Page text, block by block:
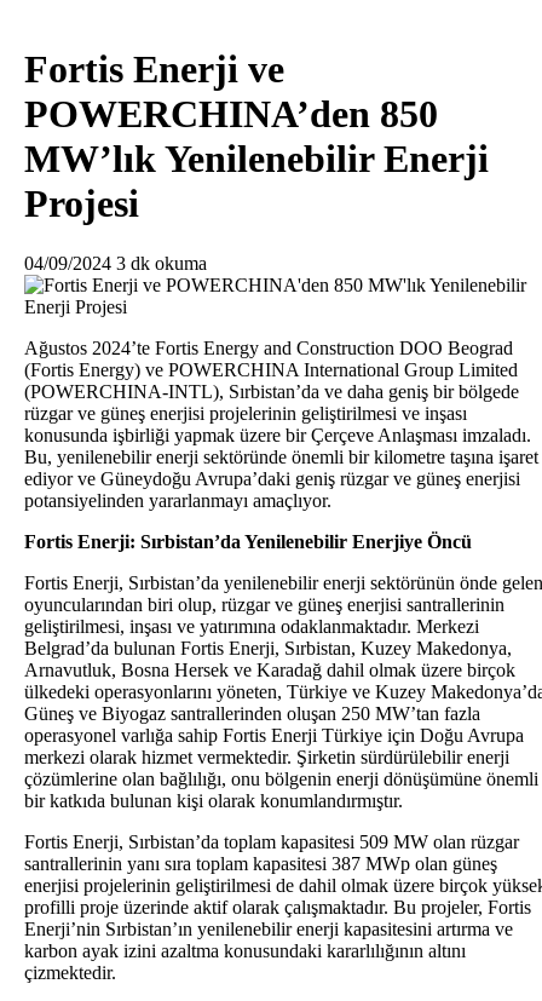
Fortis Enerji ve
POWERCHINA’den 850
MW’lık Yenilenebilir Enerji
Projesi
04/09/2024 3 dk okuma
Ağustos 2024’te Fortis Energy and Construction DOO Beograd
(Fortis Energy) ve POWERCHINA International Group Limited
(POWERCHINA-INTL), Sırbistan’da ve daha geniş bir bölgede
rüzgar ve güneş enerjisi projelerinin geliştirilmesi ve inşası
konusunda işbirliği yapmak üzere bir Çerçeve Anlaşması imzaladı.
Bu, yenilenebilir enerji sektöründe önemli bir kilometre taşına işaret
ediyor ve Güneydoğu Avrupa’daki geniş rüzgar ve güneş enerjisi
potansiyelinden yararlanmayı amaçlıyor.
Fortis Enerji: Sırbistan’da Yenilenebilir Enerjiye Öncü
Fortis Enerji, Sırbistan’da yenilenebilir enerji sektörünün önde gelen
oyuncularından biri olup, rüzgar ve güneş enerjisi santrallerinin
geliştirilmesi, inşası ve yatırımına odaklanmaktadır. Merkezi
Belgrad’da bulunan Fortis Enerji, Sırbistan, Kuzey Makedonya,
Arnavutluk, Bosna Hersek ve Karadağ dahil olmak üzere birçok
ülkedeki operasyonlarını yöneten, Türkiye ve Kuzey
Güneş ve Biyogaz santrallerinden oluşan 250 MW’tan fazla
operasyonel varlığa sahip Fortis Enerji Türkiye için Doğu Avrupa
merkezi olarak hizmet vermektedir. Şirketin sürdürülebilir enerji
çözümlerine olan bağlılığı, onu bölgenin enerji dönüşümüne önemli
bir katkıda bulunan kişi olarak konumlandırmıştır.
Fortis Enerji, Sırbistan’da toplam kapasitesi 509 MW olan rüzgar
santrallerinin yanı sıra toplam kapasitesi 387 MWp olan güneş
enerjisi projelerinin geliştirilmesi de dahil olmak üzere birçok
profilli proje üzerinde aktif olarak çalışmaktadır. Bu projeler, Fortis
Enerji’nin Sırbistan’ın yenilenebilir enerji kapasitesini artırma ve
karbon ayak izini azaltma konusundaki kararlılığının altını
çizmektedir.